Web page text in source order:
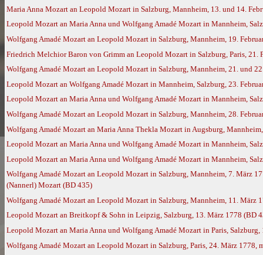
Maria Anna Mozart an Leopold Mozart in Salzburg, Mannheim, 13. und 14.
Leopold Mozart an Maria Anna und Wolfgang Amadé Mozart in Mannheim,
Wolfgang Amadé Mozart an Leopold Mozart in Salzburg, Mannheim, 19.
Friedrich Melchior Baron von Grimm an Leopold Mozart in Salzburg, Paris, 21.
Wolfgang Amadé Mozart an Leopold Mozart in Salzburg, Mannheim, 21. und
Leopold Mozart an Wolfgang Amadé Mozart in Mannheim, Salzburg, 23.
Leopold Mozart an Maria Anna und Wolfgang Amadé Mozart in Mannheim,
Wolfgang Amadé Mozart an Leopold Mozart in Salzburg, Mannheim, 28.
Wolfgang Amadé Mozart an Maria Anna Thekla Mozart in Augsburg,
Leopold Mozart an Maria Anna und Wolfgang Amadé Mozart in Mannheim,
Leopold Mozart an Maria Anna und Wolfgang Amadé Mozart in Mannheim,
Wolfgang Amadé Mozart an Leopold Mozart in Salzburg, Mannheim, 7. März
(Nannerl) Mozart (BD 435)
Wolfgang Amadé Mozart an Leopold Mozart in Salzburg, Mannheim, 11. März
Leopold Mozart an Breitkopf & Sohn in Leipzig, Salzburg, 13. März 1778 (BD
Leopold Mozart an Maria Anna und Wolfgang Amadé Mozart in Paris,
Wolfgang Amadé Mozart an Leopold Mozart in Salzburg, Paris, 24. März